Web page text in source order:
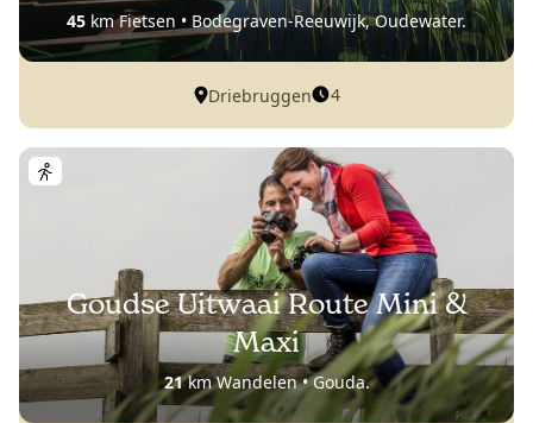
45 km Fietsen • Bodegraven-Reeuwijk, Oudewater.
Driebruggen 4
Goudse Uitwaai Route Mini &
Maxi
21km Wandelen • Gouda.